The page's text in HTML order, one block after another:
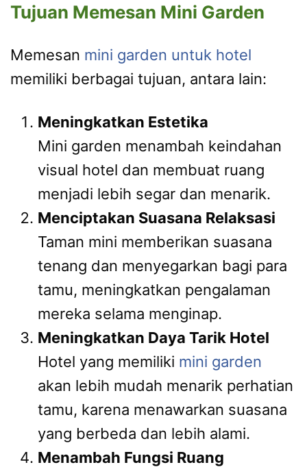
Tujuan Memesan Mini Garden
Memesan mini garden untuk hotel
memiliki berbagai tujuan, antara lain:
Meningkatkan Estetika
Mini garden menambah keindahan
visual hotel dan membuat ruang
menjadi lebih segar dan menarik.
Menciptakan Suasana Relaksasi
Taman mini memberikan suasana
tenang dan menyegarkan bagi para
tamu, meningkatkan pengalaman
mereka selama menginap.
Meningkatkan Daya Tarik Hotel
Hotel yang memiliki mini garden
akan lebih mudah menarik perhatian
tamu, karena menawarkan suasana
yang berbeda dan lebih alami.
Menambah Fungsi Ruang